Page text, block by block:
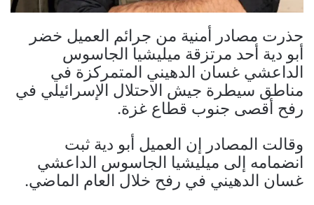
حذرت مصادر أمنية من جرائم العميل خضر
أبو دية أحد مرتزقة ميليشيا الجاسوس
الداعشي غسان الدهيني المتمركزة في
مناطق سيطرة جيش الاحتلال الإسرائيلي في
رفح أقصى جنوب قطاع غزة.
وقالت المصادر إن العميل أبو دية ثبت
انضمامه إلى ميليشيا الجاسوس الداعشي
غسان الدهيني في رفح خلال العام الماضي.